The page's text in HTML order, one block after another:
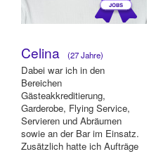
Celina (27 Jahre)
Dabei war ich in den
Bereichen
Gästeakkreditierung,
Garderobe, Flying Service,
Servieren und Abräumen
sowie an der Bar im Einsatz.
Zusätzlich hatte ich Aufträge